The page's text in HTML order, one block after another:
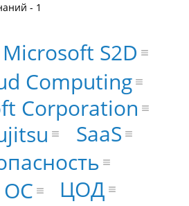
- 1
Corporation
Computing
ОС ЦОД
SaaS
Microsoft S2D